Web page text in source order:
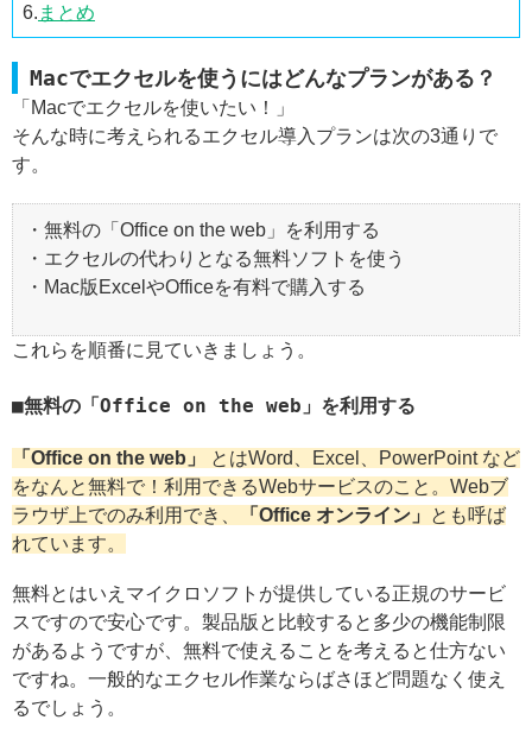
6. まとめ
Macでエクセルを使うにはどんなプランがある？
「Macでエクセルを使いたい！」
そんな時に考えられるエクセル導入プランは次の3通りで
す。
・無料の「Office on the web」を利用する
・エクセルの代わりとなる無料ソフトを使う
・Mac版ExcelやOfficeを有料で購入する
これらを順番に見ていきましょう。
無料の「Office on the web」を利用する
「Office on the web」
とはWord、Excel、PowerPoint など
をなんと無料で！利用できるWebサービスのこと。Webブ
ラウザ上でのみ利用でき、
「Office オンライン」
とも呼ば
れています。
無料とはいえマイクロソフトが提供している正規のサービ
スですので安心です。製品版と比較すると多少の機能制限
があるようですが、無料で使えることを考えると仕方ない
ですね。一般的なエクセル作業ならばさほど問題なく使え
るでしょう。